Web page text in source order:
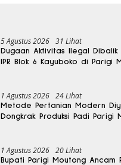
5 Agustus 2026 31 Lihat
Dugaan Aktivitas Ilegal Dibalik
IPR Blok 6 Kayuboko di Parigi
1 Agustus 2026 24 Lihat
Metode Pertanian Modern
Dongkrak Produksi Padi Parigi
1 Agustus 2026 20 Lihat
Bupati Parigi Moutong Ancam